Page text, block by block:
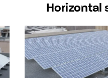
Horizontal